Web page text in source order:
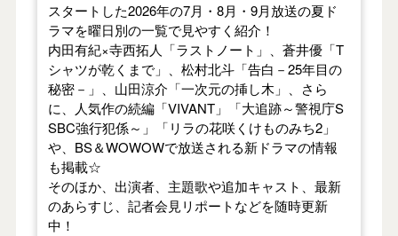
スタートした2026年の7月・8月・9月放送の夏ド
ラマを曜日別の一覧で見やすく紹介！
内田有紀×寺西拓人「ラストノート」、蒼井優「T
シャツが乾くまで」、松村北斗「告白－25年目の
秘密－」、山田涼介「一次元の挿し木」、さら
に、人気作の続編「VIVANT」「大追跡～警視庁S
SBC強行犯係～」「リラの花咲くけものみち2」
や、BS＆WOWOWで放送される新ドラマの情報
も掲載☆
そのほか、出演者、主題歌や追加キャスト、最新
のあらすじ、記者会見リポートなどを随時更新
中！